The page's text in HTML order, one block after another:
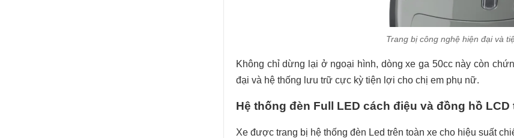
Trang bị công nghệ hiện đại và
Không chỉ dừng lại ở ngoại hình, dòng xe ga 50cc này còn
đại và hệ thống lưu trữ cực kỳ tiện lợi cho chị em phụ nữ.
Hệ thống đèn Full LED cách điệu và đồng hồ
Xe được trang bị hệ thống đèn Led trên toàn xe cho hiệu suất